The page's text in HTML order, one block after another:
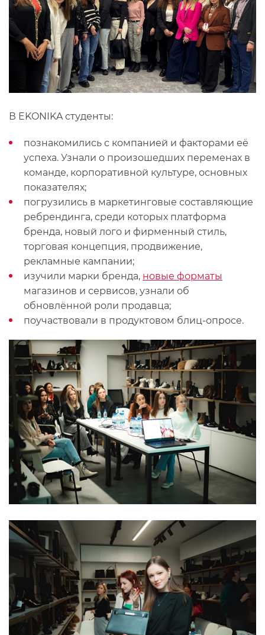
В EKONIKA студенты:
познакомились с компанией и факторами её
успеха. Узнали о произошедших переменах в
команде, корпоративной культуре, основных
показателях;
погрузились в маркетинговые составляющие
ребрендинга, среди которых платформа
бренда, новый лого и фирменный стиль,
торговая концепция, продвижение,
рекламные кампании;
изучили марки бренда, новые форматы
магазинов и сервисов, узнали об
обновлённой роли продавца;
поучаствовали в продуктовом блиц-опросе.